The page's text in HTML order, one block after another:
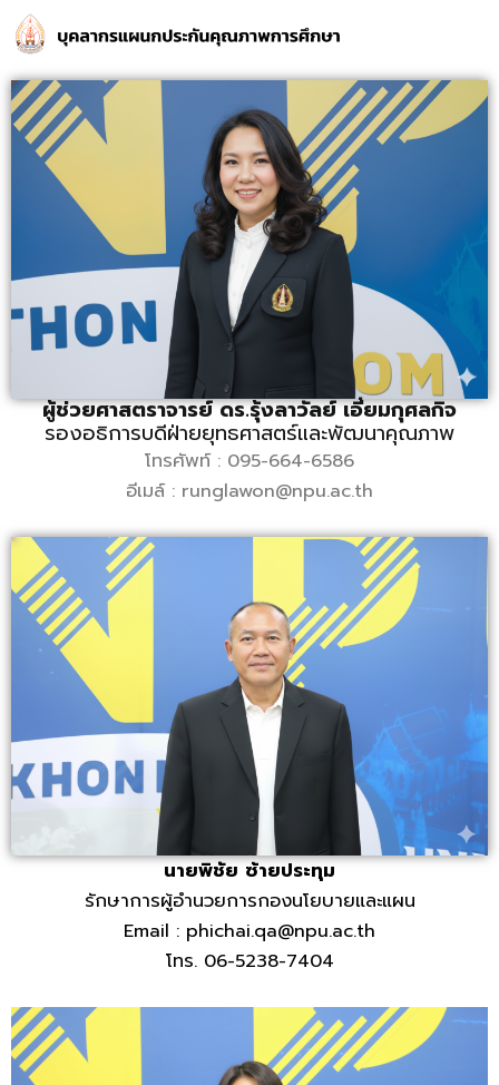
ผู้ช่วยศาสตราจารย์ ดร.รุ้งลาวัลย์ เอี่ยมกุศลกิจ
รองอธิการบดีฝ่ายยุทธศาสตร์และพัฒนาคุณภาพ
โทรศัพท์ : 095-664-6586
อีเมล์ : runglawon@npu.ac.th
นายพิชัย ซ้ายประทุม
รักษาการผู้อำนวยการกองนโยบายและแผน
Email : phichai.qa@npu.ac.th
โทร. 06-5238-7404